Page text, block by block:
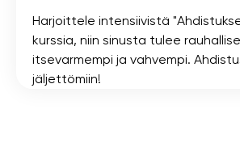
Harjoittele intensiivistä
kurssia, niin sinusta tulee
itsevarmempi ja vahvempi.
jäljettömiin!